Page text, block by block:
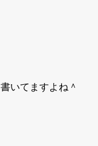
いてますよね＾